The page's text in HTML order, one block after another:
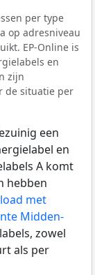
per type
op adresniveau
EP-Online is
en
zijn
de situatie per
een
en
A komt
hebben
met
Midden-
zowel
als per